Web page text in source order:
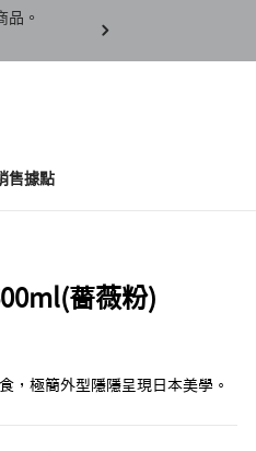
。 訂單僅限台灣本島
售據點
薔薇粉)
，極簡外型隱隱呈現日本美學。